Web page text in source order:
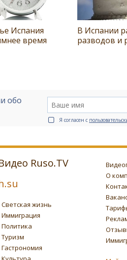
Испания
время
В Испании
разводов и
обо
Я согласен с
Ruso.TV
Светская жизнь
Иммиграция
Политика
Туризм
Гастрономия
О